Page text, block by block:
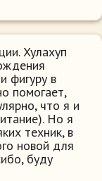
Хулахуп
фигуру в
помогает,
что я и
Но я
техник, в
новой для
буду